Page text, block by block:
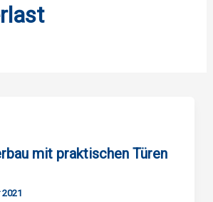
mit praktischen Türen